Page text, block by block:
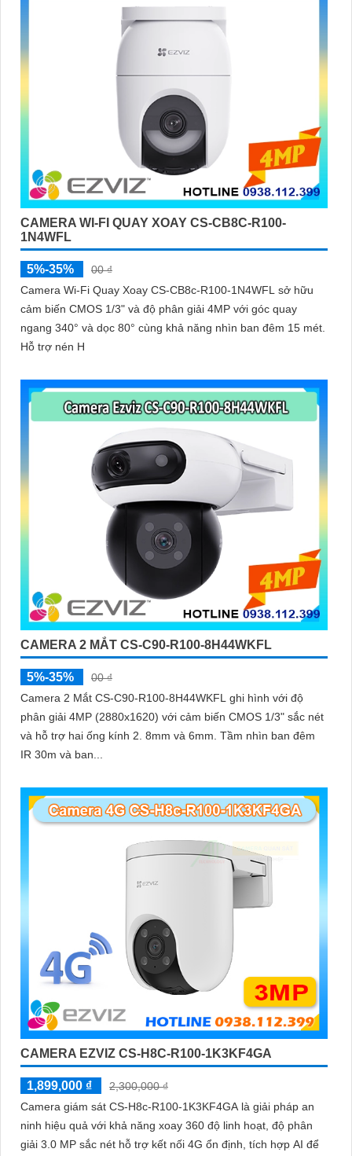
CAMERA WI-FI QUAY XOAY CS-CB8C-R100-
1N4WFL
5%-35%
00 ₫
Camera Wi-Fi Quay Xoay CS-CB8c-R100-1N4WFL sở hữu
cảm biến CMOS 1/3" và độ phân giải 4MP với góc quay
ngang 340° và dọc 80° cùng khả năng nhìn ban đêm 15 mét.
Hỗ trợ nén H
CAMERA 2 MẮT CS-C90-R100-8H44WKFL
5%-35%
00 ₫
Camera 2 Mắt CS-C90-R100-8H44WKFL ghi hình với độ
phân giải 4MP (2880x1620) với cảm biến CMOS 1/3" sắc nét
và hỗ trợ hai ống kính 2. 8mm và 6mm. Tầm nhìn ban đêm
IR 30m và ban...
CAMERA EZVIZ CS-H8C-R100-1K3KF4GA
1,899,000 ₫
2,300,000 ₫
Camera giám sát CS-H8c-R100-1K3KF4GA là giải pháp an
ninh hiệu quả với khả năng xoay 360 độ linh hoạt, độ phân
giải 3.0 MP sắc nét hỗ trợ kết nối 4G ổn định, tích hợp AI để